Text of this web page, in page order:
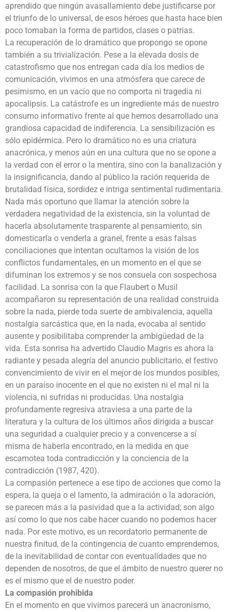
aprendido que ningún avasallamiento debe justificarse por
el triunfo de lo universal, de esos héroes que hasta hace bien
poco tomaban la forma de partidos, clases o patrias.
La recuperación de lo dramático que propongo se opone
también a su trivialización. Pese a la elevada dosis de
catastrofismo que nos entregan cada día los medios de
comunicación, vivimos en una atmósfera que carece de
pesimismo, en un vacío que no comporta ni tragedia ni
apocalipsis. La catástrofe es un ingrediente más de nuestro
consumo informativo frente al que hemos desarrollado una
grandiosa capacidad de indiferencia. La sensibilización es
sólo epidérmica. Pero lo dramático no es una criatura
anacrónica, y menos aún en una cultura que no se opone a
la verdad con el error o la mentira, sino con la banalización y
la insignificancia, dando al público la ración requerida de
brutalidad física, sordidez e intriga sentimental rudimentaria.
Nada más oportuno que llamar la atención sobre la
verdadera negatividad de la existencia, sin la voluntad de
hacerla absolutamente trasparente al pensamiento, sin
domesticarla o venderla a granel, frente a esas falsas
conciliaciones que intentan ocultarnos la visión de los
conflictos fundamentales, en un momento en el que se
difuminan los extremos y se nos consuela con sospechosa
facilidad. La sonrisa con la que Flaubert o Musil
acompañaron su representación de una realidad construida
sobre la nada, pierde toda suerte de ambivalencia, aquella
nostalgia sarcástica que, en la nada, evocaba al sentido
ausente y posibilitaba comprender la ambigüedad de la
vida. Esta sonrisa ha advertido Claudio Magris es ahora la
radiante y pesada alegría del anuncio publicitario, el festivo
convencimiento de vivir en el mejor de los mundos posibles,
en un paraíso inocente en el que no existen ni el mal ni la
violencia, ni sufridas ni producidas. Una nostalgia
profundamente regresiva atraviesa a una parte de la
literatura y la cultura de los últimos años dirigida a buscar
una seguridad a cualquier precio y a convencerse a sí
misma de haberla encontrado, en la medida en que
escamotea toda contradicción y la conciencia de la
contradicción (1987, 420).
La compasión pertenece a ese tipo de acciones que como la
espera, la queja o el lamento, la admiración o la adoración,
se parecen más a la pasividad que a la actividad; son algo
así como lo que nos cabe hacer cuando no podemos hacer
nada. Por este motivo, es un recordatorio permanente de
nuestra finitud, de la contingencia de cuanto emprendemos,
de la inevitabilidad de contar con eventualidades que no
dependen de nosotros, de que el ámbito de nuestro querer no
es el mismo que el de nuestro poder.
La compasión prohibida
En el momento en que vivimos parecerá un anacronismo,